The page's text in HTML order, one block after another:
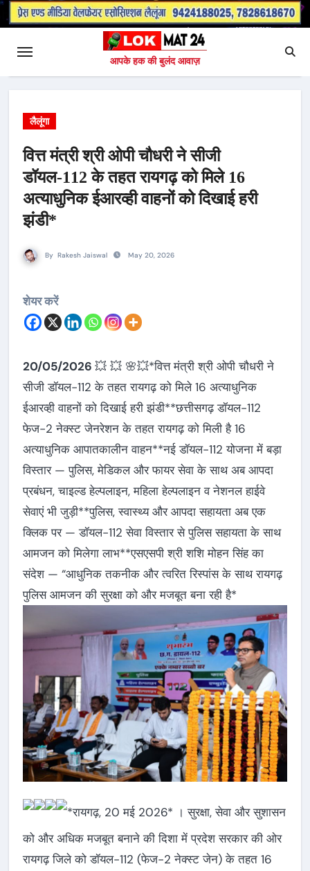
आपके हक की बुलंद आवाज़
लैलूंगा
वित्त मंत्री श्री ओपी चौधरी ने सीजी
डॉयल-112 के तहत रायगढ़ को मिले 16
अत्याधुनिक ईआरव्ही वाहनों को दिखाई हरी
झंडी*
By Rakesh Jaiswal May 20, 2026
शेयर करें
20/05/2026 💥 💥 🌸💥*वित्त मंत्री श्री ओपी चौधरी ने
सीजी डॉयल-112 के तहत रायगढ़ को मिले 16 अत्याधुनिक
ईआरव्ही वाहनों को दिखाई हरी झंडी**छत्तीसगढ़ डॉयल-112
फेज-2 नेक्स्ट जेनरेशन के तहत रायगढ़ को मिली है 16
अत्याधुनिक आपातकालीन वाहन**नई डॉयल-112 योजना में बड़ा
विस्तार — पुलिस, मेडिकल और फायर सेवा के साथ अब आपदा
प्रबंधन, चाइल्ड हेल्पलाइन, महिला हेल्पलाइन व नेशनल हाईवे
सेवाएं भी जुड़ी**पुलिस, स्वास्थ्य और आपदा सहायता अब एक
क्लिक पर — डॉयल-112 सेवा विस्तार से पुलिस सहायता के साथ
आमजन को मिलेगा लाभ**एसएसपी श्री शशि मोहन सिंह का
संदेश — “आधुनिक तकनीक और त्वरित रिस्पांस के साथ रायगढ़
पुलिस आमजन की सुरक्षा को और मजबूत बना रही है*
*रायगढ़, 20 मई 2026* । सुरक्षा, सेवा और सुशासन
को और अधिक मजबूत बनाने की दिशा में प्रदेश सरकार की ओर
रायगढ़ जिले को डॉयल-112 (फेज-2 नेक्स्ट जेन) के तहत 16